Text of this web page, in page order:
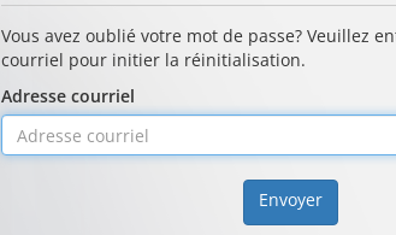
Vous avez oublié votre mot de passe? Veuillez
courriel pour initier la réinitialisation.
Adresse courriel
Envoyer